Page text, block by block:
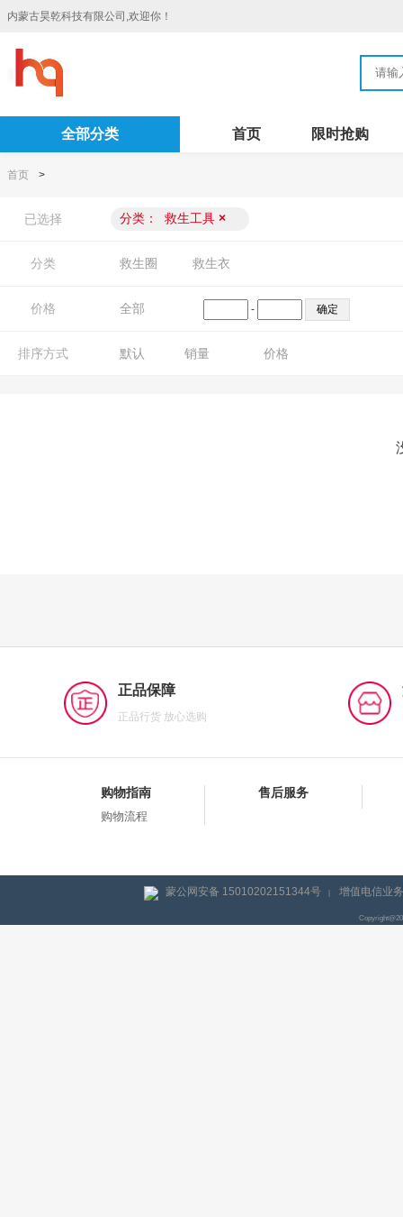
内蒙古昊乾科技有限公司,欢迎你！
全部分类 首页 限时抢购
首页 >
已选择 分类： 救生工具 ×
分类 救生圈 救生衣
价格 全部 -
排序方式 默认 销量 价格
正品保障
正品行货 放心选购
购物指南
购物流程
售后服务
蒙公网安备 15010202151344号 | 增值电信业